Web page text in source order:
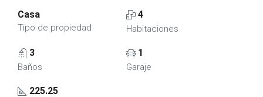
Casa
Tipo de propiedad
4
Habitaciones
3
Baños
1
Garaje
225.25